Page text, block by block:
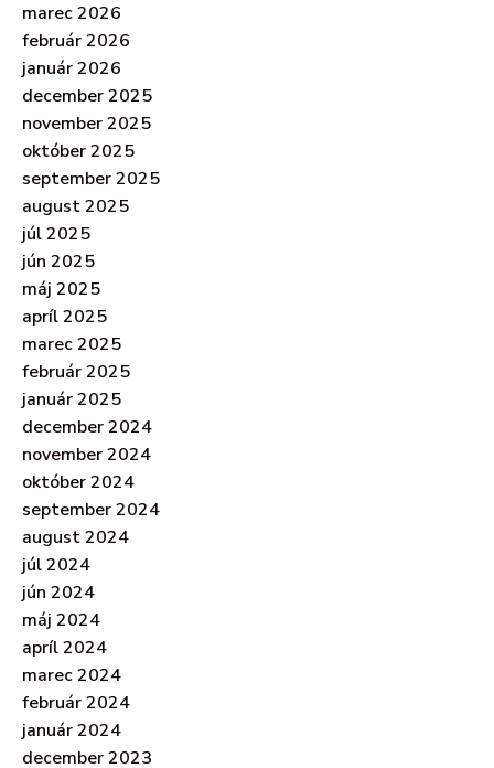
marec 2026
február 2026
január 2026
december 2025
november 2025
október 2025
september 2025
august 2025
júl 2025
jún 2025
máj 2025
apríl 2025
marec 2025
február 2025
január 2025
december 2024
november 2024
október 2024
september 2024
august 2024
júl 2024
jún 2024
máj 2024
apríl 2024
marec 2024
február 2024
január 2024
december 2023